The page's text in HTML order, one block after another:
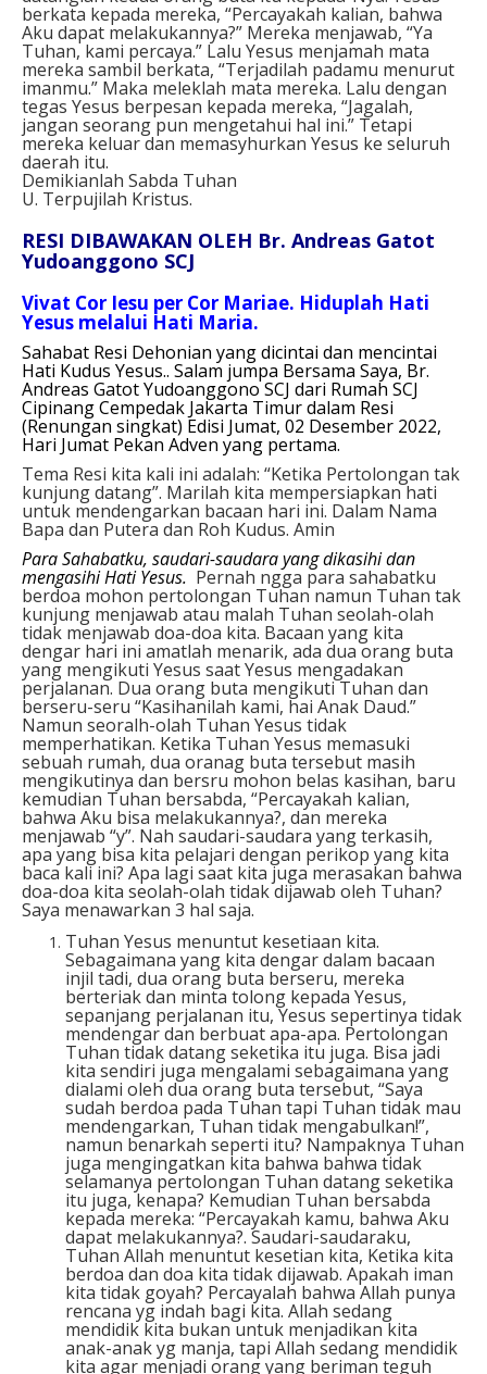
berkata kepada mereka, “Percayakah kalian, bahwa
Aku dapat melakukannya?” Mereka menjawab, “Ya
Tuhan, kami percaya.” Lalu Yesus menjamah mata
mereka sambil berkata, “Terjadilah padamu menurut
imanmu.” Maka meleklah mata mereka. Lalu dengan
tegas Yesus berpesan kepada mereka, “Jagalah,
jangan seorang pun mengetahui hal ini.” Tetapi
mereka keluar dan memasyhurkan Yesus ke seluruh
daerah itu.
Demikianlah Sabda Tuhan
U. Terpujilah Kristus.
RESI DIBAWAKAN OLEH Br. Andreas Gatot
Yudoanggono SCJ
Vivat Cor Iesu per Cor Mariae. Hiduplah Hati
Yesus melalui Hati Maria.
Sahabat Resi Dehonian yang dicintai dan mencintai
Hati Kudus Yesus.. Salam jumpa Bersama Saya, Br.
Andreas Gatot Yudoanggono SCJ dari Rumah SCJ
Cipinang Cempedak Jakarta Timur dalam Resi
(Renungan singkat) Edisi Jumat, 02 Desember 2022,
Hari Jumat Pekan Adven yang pertama.
Tema Resi kita kali ini adalah: “Ketika Pertolongan tak
kunjung datang”. Marilah kita mempersiapkan hati
untuk mendengarkan bacaan hari ini. Dalam Nama
Bapa dan Putera dan Roh Kudus. Amin
Para Sahabatku, saudari-saudara yang dikasihi dan
mengasihiHati Yesus. Pernah ngga para sahabatku
berdoa mohon pertolongan Tuhan namun Tuhan tak
kunjung menjawab atau malah Tuhan seolah-olah
tidak menjawab doa-doa kita. Bacaan yang kita
dengar hari ini amatlah menarik, ada dua orang buta
yang mengikuti Yesus saat Yesus mengadakan
perjalanan. Dua orang buta mengikuti Tuhan dan
berseru-seru “Kasihanilah kami, hai Anak Daud.”
Namun seoralh-olah Tuhan Yesus tidak
memperhatikan. Ketika Tuhan Yesus memasuki
sebuah rumah, dua oranag buta tersebut masih
mengikutinya dan bersru mohon belas kasihan, baru
kemudian Tuhan bersabda, “Percayakah kalian,
bahwa Aku bisa melakukannya?, dan mereka
menjawab “y”. Nah saudari-saudara yang terkasih,
apa yang bisa kita pelajari dengan perikop yang kita
baca kali ini? Apa lagi saat kita juga merasakan bahwa
doa-doa kita seolah-olah tidak dijawab oleh Tuhan?
Saya menawarkan 3 hal saja.
Tuhan Yesus menuntut kesetiaan kita.
Sebagaimana yang kita dengar dalam bacaan
injil tadi, dua orang buta berseru, mereka
berteriak dan minta tolong kepada Yesus,
sepanjang perjalanan itu, Yesus sepertinya tidak
mendengar dan berbuat apa-apa. Pertolongan
Tuhan tidak datang seketika itu juga. Bisa jadi
kita sendiri juga mengalami sebagaimana yang
dialami oleh dua orang buta tersebut, “Saya
sudah berdoa pada Tuhan tapi Tuhan tidak mau
mendengarkan, Tuhan tidak mengabulkan!”,
namun benarkah seperti itu? Nampaknya Tuhan
juga mengingatkan kita bahwa bahwa tidak
selamanya pertolongan Tuhan datang seketika
itu juga, kenapa? Kemudian Tuhan bersabda
kepada mereka: “Percayakah kamu, bahwa Aku
dapat melakukannya?. Saudari-saudaraku,
Tuhan Allah menuntut kesetian kita, Ketika kita
berdoa dan doa kita tidak dijawab. Apakah iman
kita tidak goyah? Percayalah bahwa Allah punya
rencana yg indah bagi kita. Allah sedang
mendidik kita bukan untuk menjadikan kita
anak-anak yg manja, tapi Allah sedang mendidik
kita agar menjadi orang yang beriman teguh